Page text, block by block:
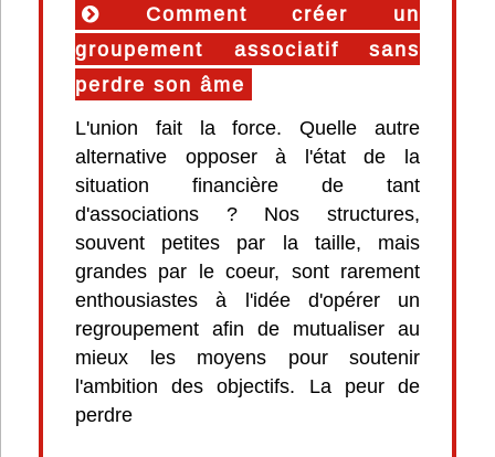
Comment créer un
groupement associatif sans
perdre son âme
L'union fait la force. Quelle autre
alternative opposer à l'état de la
situation financière de tant
d'associations ? Nos structures,
souvent petites par la taille, mais
grandes par le coeur, sont rarement
enthousiastes à l'idée d'opérer un
regroupement afin de mutualiser au
mieux les moyens pour soutenir
l'ambition des objectifs. La peur de
perdre